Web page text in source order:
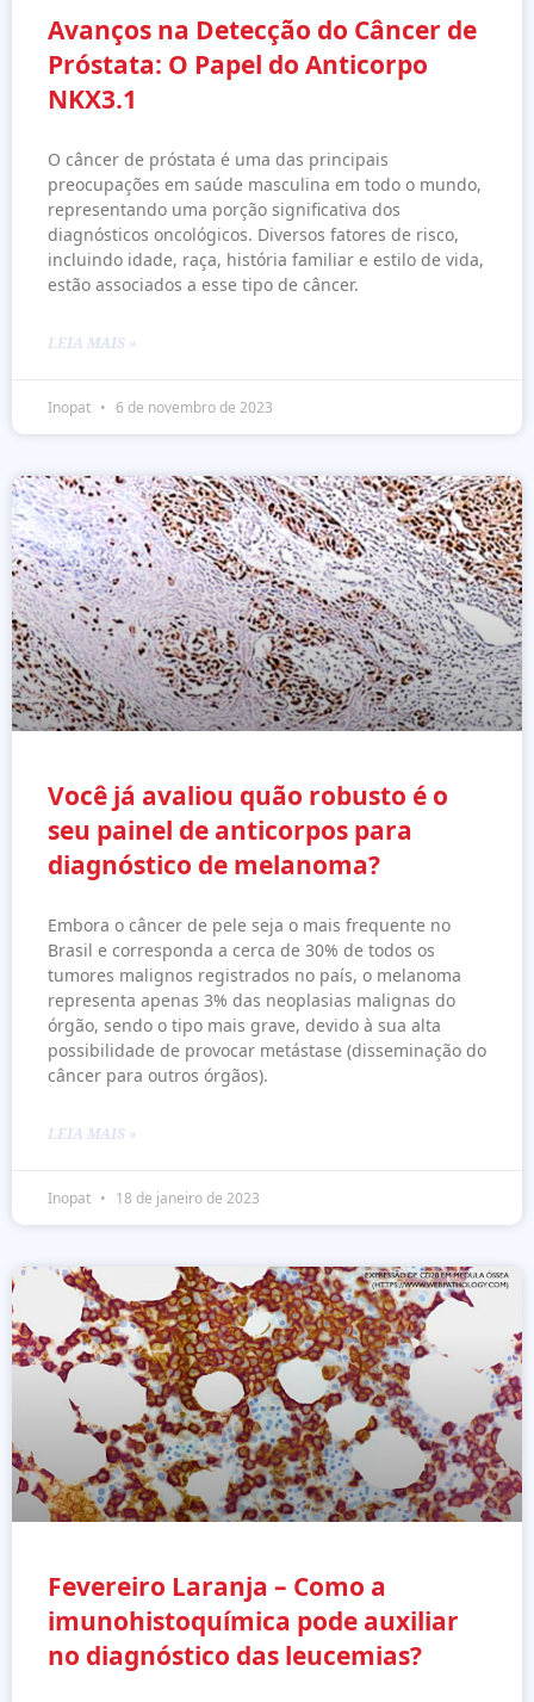
Avanços na Detecção do Câncer de
Próstata: O Papel do Anticorpo
NKX3.1
O câncer de próstata é uma das principais
preocupações em saúde masculina em todo o mundo,
representando uma porção significativa dos
diagnósticos oncológicos. Diversos fatores de risco,
incluindo idade, raça, história familiar e estilo de vida,
estão associados a esse tipo de câncer.
LEIA MAIS »
Inopat 6 de novembro de 2023
Você já avaliou quão robusto é o
seu painel de anticorpos para
diagnóstico de melanoma?
Embora o câncer de pele seja o mais frequente no
Brasil e corresponda a cerca de 30% de todos os
tumores malignos registrados no país, o melanoma
representa apenas 3% das neoplasias malignas do
órgão, sendo o tipo mais grave, devido à sua alta
possibilidade de provocar metástase (disseminação do
câncer para outros órgãos).
LEIA MAIS »
Inopat 18 de janeiro de 2023
Fevereiro Laranja – Como a
imunohistoquímica pode auxiliar
no diagnóstico das leucemias?